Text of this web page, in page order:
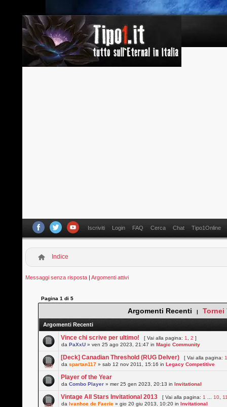
Iscriviti Login FAQ Cerca Chat Tipo1Online
Indice
Messaggi senza risposta |Argomenti attivi
Pagina1 di5
Argomenti Recenti | Tornei
Argomenti Recenti
Vince chi scrive per ultimo! [ Vai alla pagina: 1 ,2 ]
daPaXxU » ven 25 ago 2023, 21:47 inMagic Community
[Deck] Canadian Threshold (RUG Delver) [ Vai alla pagina:
daspartan117 » sab 12 nov 2011, 15:16 inLegacy Competitive
Player of the Year
daCombo Player » mer 25 gen 2023, 20:13 inInvitational
Vintage All Stars Invitational 2013 [ Vai alla pagina: 1 10
daIvanhoe de Faerie » gio 20 giu 2013, 10:20 inInvitational